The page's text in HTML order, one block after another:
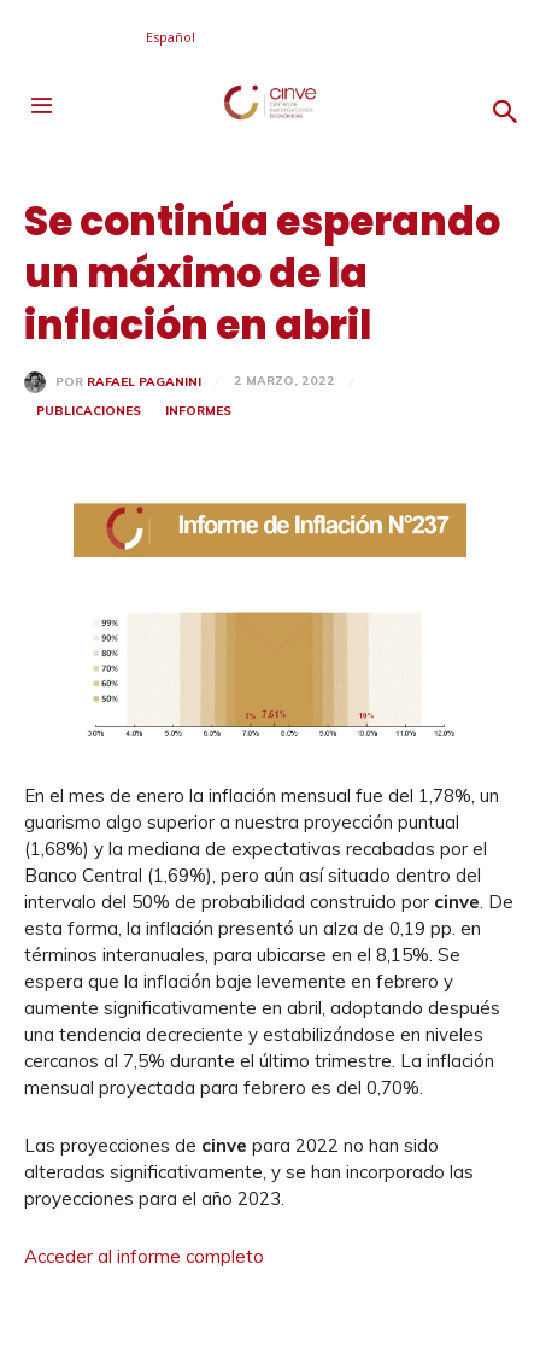
Español
Se continúa esperando
un máximo de la
inflación en abril
POR RAFAEL PAGANINI
2 MARZO, 2022
PUBLICACIONES
INFORMES
En el mes de enero la inflación mensual fue del 1,78%, un
guarismo algo superior a nuestra proyección puntual
(1,68%) y la mediana de expectativas recabadas por el
Banco Central (1,69%), pero aún así situado dentro del
intervalo del 50% de probabilidad construido por cinve. De
esta forma, la inflación presentó un alza de 0,19 pp. en
términos interanuales, para ubicarse en el 8,15%. Se
espera que la inflación baje levemente en febrero y
aumente significativamente en abril, adoptando después
una tendencia decreciente y estabilizándose en niveles
cercanos al 7,5% durante el último trimestre. La inflación
mensual proyectada para febrero es del 0,70%.
Las proyecciones de cinve para 2022 no han sido
alteradas significativamente, y se han incorporado las
proyecciones para el año 2023.
Acceder al informe completo